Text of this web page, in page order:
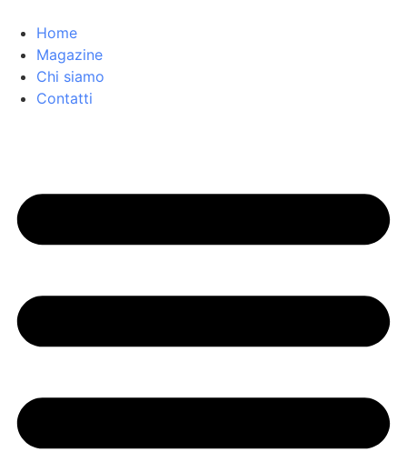
Home
Magazine
Chi siamo
Contatti